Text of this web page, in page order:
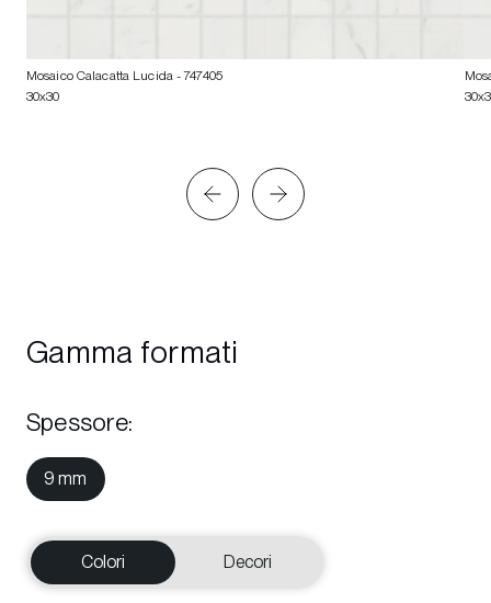
Mosaico Calacatta Lucida- 747405
30x30
Gamma formati
Spessore:
9 mm
Colori Decori